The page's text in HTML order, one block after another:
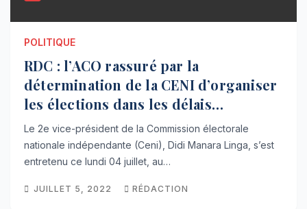
POLITIQUE
RDC : l’ACO rassuré par la
détermination de la CENI d’organiser
les élections dans les délais
constitutionnels
Le 2e vice-président de la Commission électorale
nationale indépendante (Ceni), Didi Manara Linga, s’est
entretenu ce lundi 04 juillet, au…
JUILLET 5, 2022 RÉDACTION